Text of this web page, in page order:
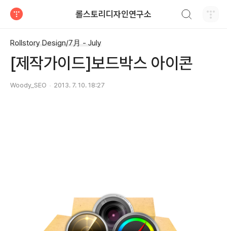
롤스토리디자인연구소
Rollstory Design/7月 - July
[제작가이드]보드박스 아이콘
Woody_SEO 2013. 7. 10. 18:27